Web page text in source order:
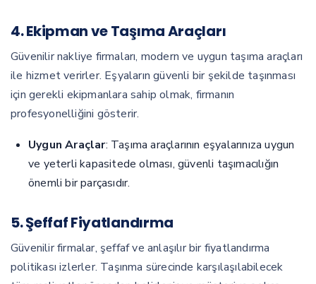
4. Ekipman ve Taşıma Araçları
Güvenilir nakliye firmaları, modern ve uygun taşıma araçları
ile hizmet verirler. Eşyaların güvenli bir şekilde taşınması
için gerekli ekipmanlara sahip olmak, firmanın
profesyonelliğini gösterir.
Uygun Araçlar: Taşıma araçlarının eşyalarınıza uygun
ve yeterli kapasitede olması, güvenli taşımacılığın
önemli bir parçasıdır.
5. Şeffaf Fiyatlandırma
Güvenilir firmalar, şeffaf ve anlaşılır bir fiyatlandırma
politikası izlerler. Taşınma sürecinde karşılaşılabilecek